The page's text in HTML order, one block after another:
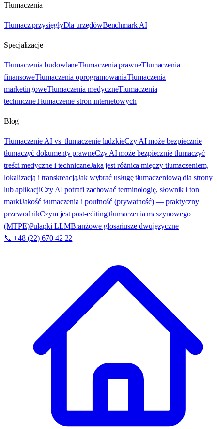
Tłumaczenia
Tłumacz przysięgłyDla urzędówBenchmark AI
Specjalizacje
Tłumaczenia budowlaneTłumaczenia prawneTłumaczenia
finansoweTłumaczenia oprogramowaniaTłumaczenia
marketingoweTłumaczenia medyczneTłumaczenia
techniczneTłumaczenie stron internetowych
Blog
Tłumaczenie AI vs. tłumaczenie ludzkieCzy AI może bezpiecznie
tłumaczyć dokumenty prawneCzy AI może bezpiecznie tłumaczyć
treści medyczne i techniczneJaka jest różnica między tłumaczeniem,
lokalizacją i transkreacjąJak wybrać usługę tłumaczeniową dla strony
lub aplikacjiCzy AI potrafi zachować terminologię, słownik i ton
markiJakość tłumaczenia i poufność (prywatność) — praktyczny
przewodnikCzym jest post-editing tłumaczenia maszynowego
(MTPE)Pułapki LLMBranżowe glosariusze dwujęzyczne
📞 +48 (22) 670 42 22